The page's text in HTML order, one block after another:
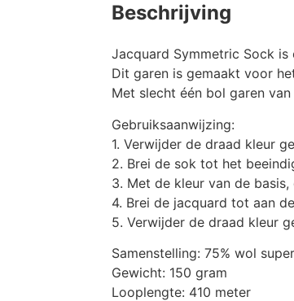
Beschrijving
Jacquard Symmetric Sock
Dit garen is gemaakt voor
Met slecht één bol garen
Gebruiksaanwijzing:
1. Verwijder de draad kleur
2. Brei de sok tot het
3. Met de kleur van de basis,
4. Brei de jacquard tot aan
5. Verwijder de draad kleur
Samenstelling: 75% wol
Gewicht: 150 gram
Looplengte: 410 meter